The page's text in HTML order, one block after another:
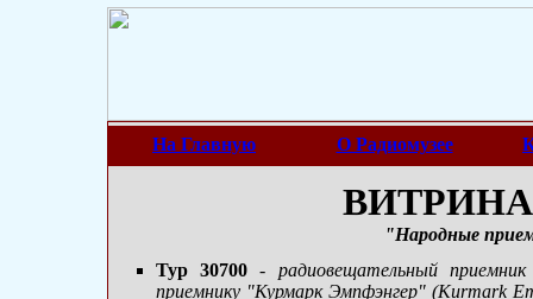
На Главную О Радиомузее
ВИТРИНА
"Народные
Typ 30700 - радиовещательный
приемнику "Курмарк Эмпфэнгер" (Kurmark